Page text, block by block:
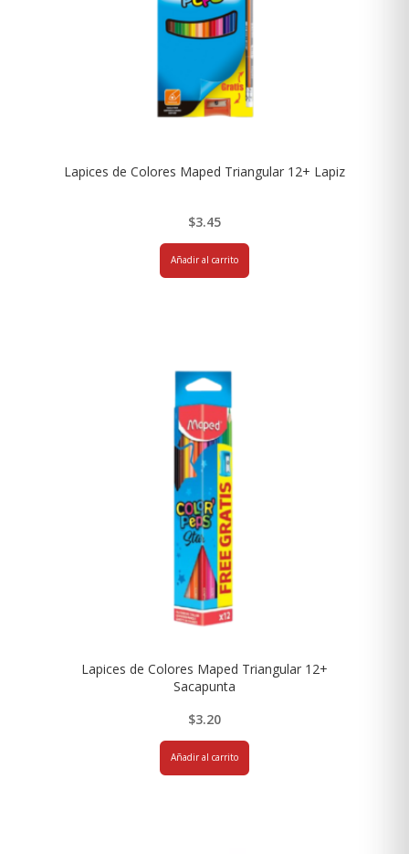
Lapices de Colores Maped Triangular 12+ Lapiz
$3.45
Añadir al carrito
Lapices de Colores Maped Triangular 12+
Sacapunta
$3.20
Añadir al carrito